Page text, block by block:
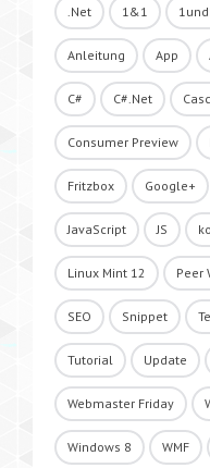
.Net 1&1
Anleitung App
C# C#.Net
Consumer Preview
Fritzbox Google+
JavaScript JS
Linux Mint 12 Peer
SEO Snippet
Tutorial Update
Webmaster Friday
Windows 8 WMF